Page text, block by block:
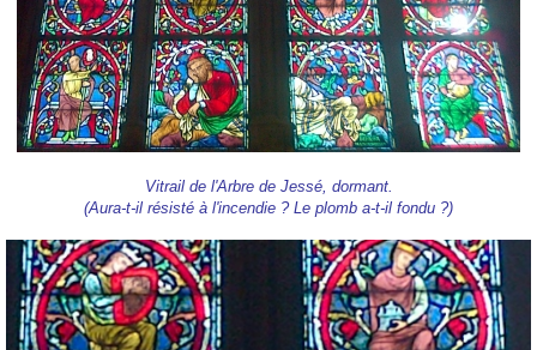
Vitrail de l'Arbre de Jessé, dormant.
(Aura-t-il résisté à l'incendie ? Le plomb a-t-il fondu ?)